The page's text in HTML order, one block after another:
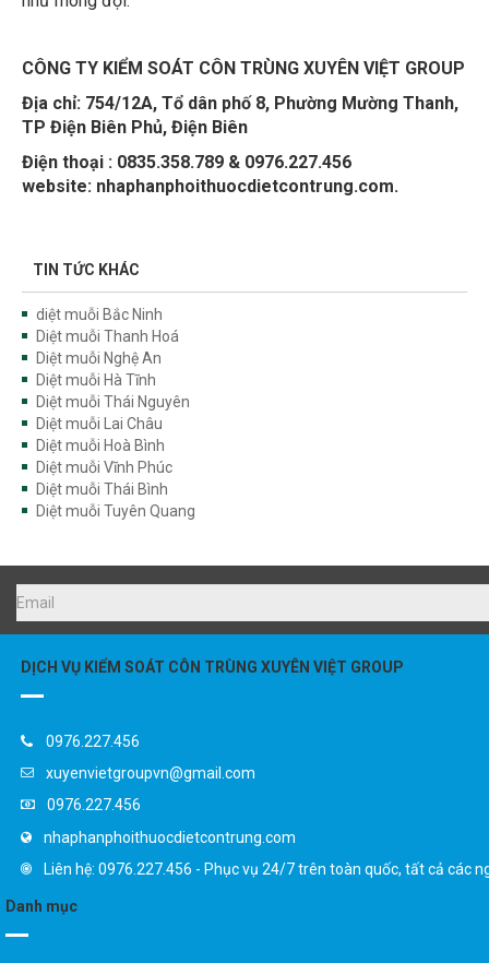
CÔNG TY KIỂM SOÁT CÔN TRÙNG XUYÊN VIỆT GROUP
Địa chỉ: 754/12A, Tổ dân phố 8, Phường Mường Thanh,
TP Điện Biên Phủ, Điện Biên
Điện thoại : 0835.358.789 & 0976.227.456
website: nhaphanphoithuocdietcontrung.com.
TIN TỨC KHÁC
Diệt muỗi Thanh Hoá
Diệt muỗi Nghệ An
Diệt muỗi Hà Tĩnh
Diệt muỗi Thái Nguyên
Diệt muỗi Lai Châu
Diệt muỗi Hoà Bình
Diệt muỗi Vĩnh Phúc
Diệt muỗi Thái Bình
Diệt muỗi Tuyên Quang
DỊCH VỤ KIỂM SOÁT CÔN TRÙNG XUYÊN VIỆT GROUP
Liên hệ: 0976.227.456 - Phục vụ 24/7 trên toàn quốc, tất cả các